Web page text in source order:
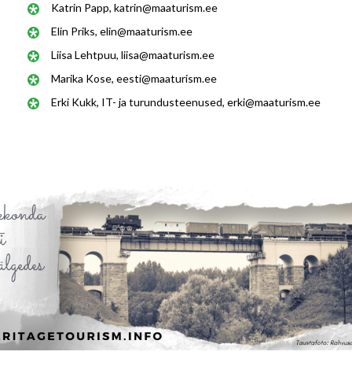
Katrin Papp, katrin@maaturism.ee
Elin Priks, elin@maaturism.ee
Liisa Lehtpuu, liisa@maaturism.ee
Marika Kose, eesti@maaturism.ee
Erki Kukk, IT- ja turundusteenused, erki@maaturism.ee